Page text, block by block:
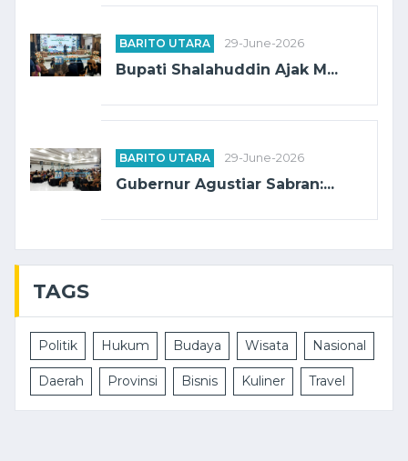
BARITO UTARA 29-June-2026
Bupati Shalahuddin Ajak M...
BARITO UTARA 29-June-2026
Gubernur Agustiar Sabran:...
TAGS
Politik Hukum Budaya Wisata Nasional
Daerah Provinsi Bisnis Kuliner Travel